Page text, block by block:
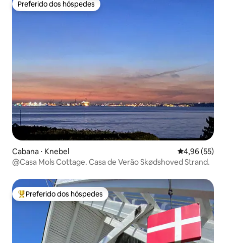
Preferido dos hóspedes
Preferido dos hóspedes
Cabana ⋅ Knebel 4,96 de uma
4,96 (55)
@Casa Mols Cottage. Casa de Verão Skødshoved Strand.
Entre os melhores preferidos dos hóspedes
Preferido dos hóspedes